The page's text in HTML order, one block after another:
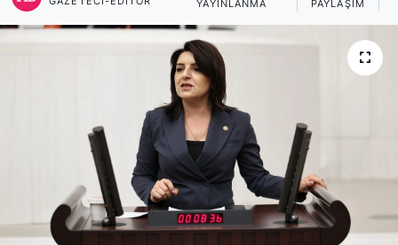
YAYINLANMA PAYLAŞIM
YEREL HABER
Haberde insan
Tanıtım